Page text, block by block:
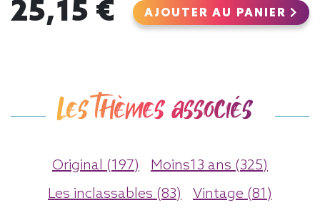
25,15 € AJOUTER AU PANIER
Les thèmes associés
Original (197)
Moins13 ans (325)
Les inclassables (83)
Vintage (81)